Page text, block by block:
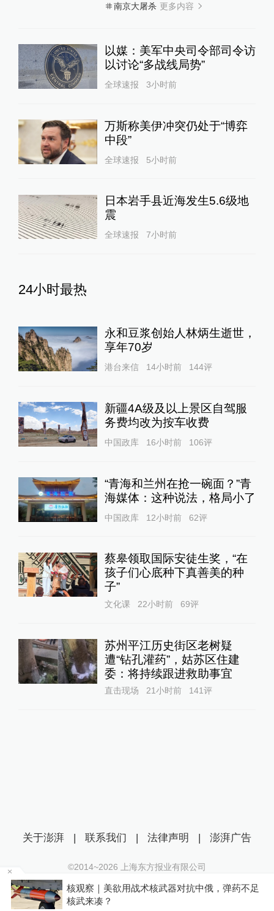
南京大屠杀 更多内容
以媒：美军中央司令部司令访
以讨论“多战线局势”
全球速报 3小时前
万斯称美伊冲突仍处于“博弈
中段”
全球速报 5小时前
日本岩手县近海发生5.6级地
震
全球速报 7小时前
24小时最热
永和豆浆创始人林炳生逝世，
享年70岁
港台来信 14小时前 144评
新疆4A级及以上景区自驾服
务费均改为按车收费
中国政库 16小时前 106评
“青海和兰州在抢一碗面？”青
海媒体：这种说法，格局小了
中国政库 12小时前 62评
蔡皋领取国际安徒生奖，“在
孩子们心底种下真善美的种
子”
文化课 22小时前 69评
苏州平江历史街区老树疑
遭“钻孔灌药”，姑苏区住建
委：将持续跟进救助事宜
直击现场 21小时前 141评
核观察｜美欲用战术核武器对抗中俄，弹药不足
核武来凑？
关于澎湃 | 联系我们 | 法律声明 | 澎湃广告
©2014~2026 上海东方报业有限公司
沪ICP证：沪B2-20170116 | 沪ICP备14003370号
互联网新闻信息服务许可证：31120170006